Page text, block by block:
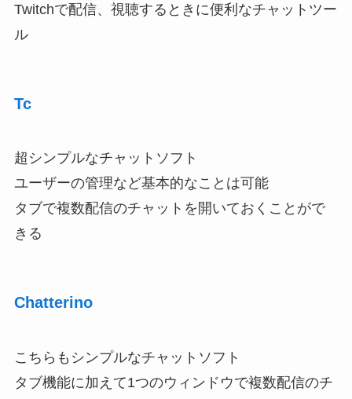
Twitchで配信、視聴するときに便利なチャットツー
ル
Tc
超シンプルなチャットソフト
ユーザーの管理など基本的なことは可能
タブで複数配信のチャットを開いておくことがで
きる
Chatterino
こちらもシンプルなチャットソフト
タブ機能に加えて1つのウィンドウで複数配信のチ